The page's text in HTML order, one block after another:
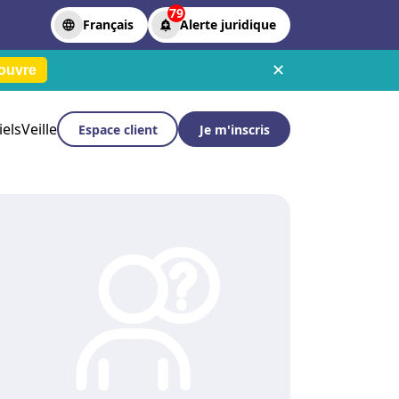
Français
79
Alerte juridique
✕
Veille Espace client Je m'inscris